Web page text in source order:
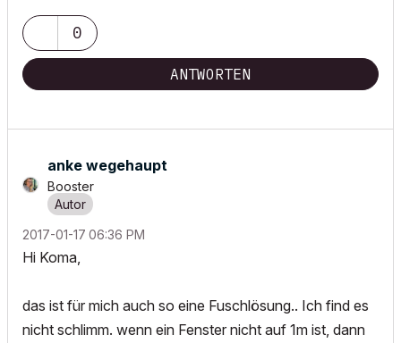
0
ANTWORTEN
anke wegehaupt
Booster
‎2017-01-17 06:36 PM
Hi Koma,
das ist für mich auch so eine Fuschlösung.. Ich find es
nicht schlimm. wenn ein Fenster nicht auf 1m ist, dann